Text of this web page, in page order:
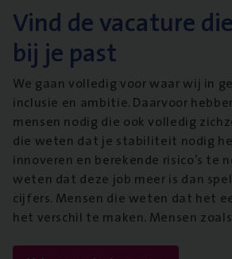
Vind de vacature
bij je past
We gaan volledig voor waar wij in
inclusie en ambitie. Daarvoor
mensen nodig die ook volledig
die weten dat je stabiliteit nodig
innoveren en berekende risico’s te
weten dat deze job meer is dan
cijfers. Mensen die weten dat het
het verschil te maken. Mensen